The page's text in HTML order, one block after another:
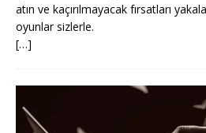
atın ve kaçırılmayacak fırsatları
oyunlar sizlerle.
[…]